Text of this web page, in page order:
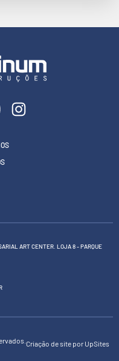
ART CENTER. LOJA 8 - PARQUE
Criação de site por UpSites